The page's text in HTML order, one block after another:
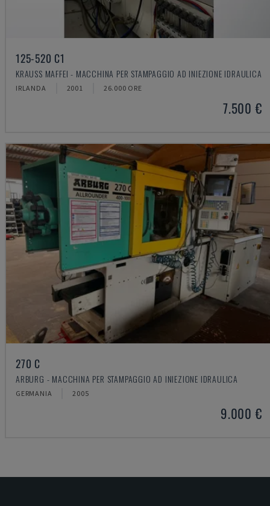
125-520 C1
KRAUSS MAFFEI - MACCHINA PER STAMPAGGIO AD INIEZIONE IDRAULICA
IRLANDA 2001 26.000 ORE
7.500 €
270 C
ARBURG - MACCHINA PER STAMPAGGIO AD INIEZIONE IDRAULICA
GERMANIA 2005
9.000 €